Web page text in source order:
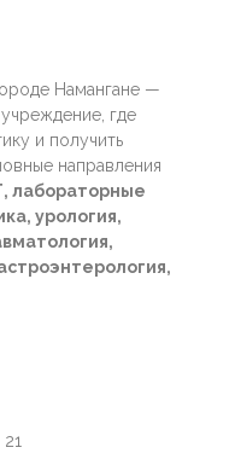
Намангане —
где
и получить
направления
лабораторные
урология,